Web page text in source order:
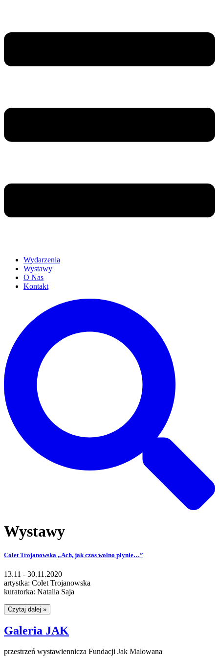
Wydarzenia
Wystawy
O Nas
Kontakt
Wystawy
Colet Trojanowska „Ach, jak czas wolno płynie…”
13.11 - 30.11.2020
artystka: Colet Trojanowska
kuratorka: Natalia Saja
Czytaj dalej »
Galeria JAK
przestrzeń wystawiennicza Fundacji Jak Malowana